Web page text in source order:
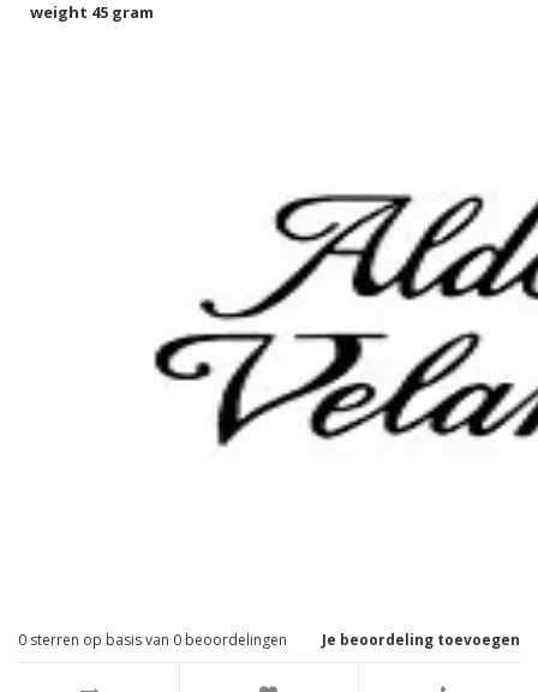
weight 45 gram
Je beoordeling toevoegen
0 sterren op basis van 0 beoordelingen